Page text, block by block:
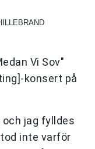
Vi Sov"
konsert på
och jag fylldes
inte varför